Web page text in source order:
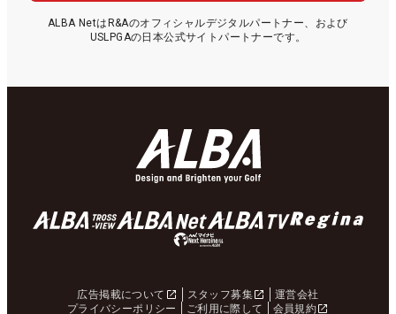
ALBA NetはR&Aのオフィシャルデジタルパートナー、および
USLPGAの日本公式サイトパートナーです。
広告掲載について スタッフ募集
運営会社
プライバシーポリシー
ご利用に際して 会員規約